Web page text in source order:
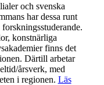
och svenska
har dessa runt
konstnärliga
finns det
Därtill arbetar
årsverk, med
i regionen. Läs